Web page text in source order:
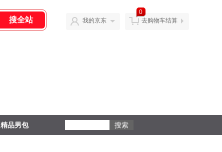
我的京东
0
去购物车结算
精品男包